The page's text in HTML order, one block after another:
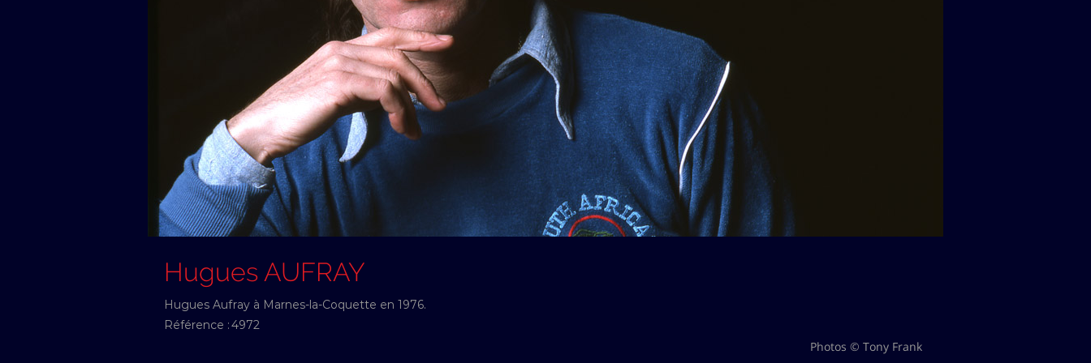
Hugues AUFRAY
Hugues Aufray à Marnes-la-Coquette en 1976.
Référence :4972
Photos © Tony Frank